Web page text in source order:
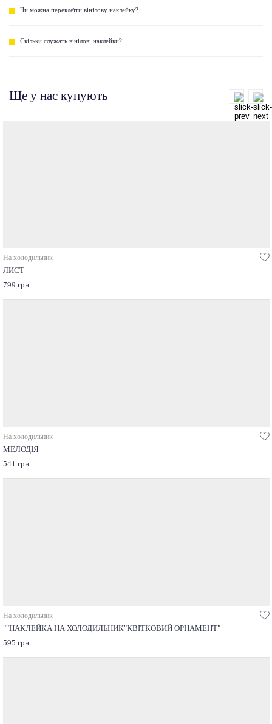
Чи можна переклеїти вінілову наклейку?
Скільки служать вінілові наклейки?
Ще у нас купують
На холодильник
ЛИСТ
799 грн
На холодильник
МЕЛОДІЯ
541 грн
На холодильник
""НАКЛЕЙКА НА ХОЛОДИЛЬНИК"КВІТКОВИЙ ОРНАМЕНТ"
595 грн